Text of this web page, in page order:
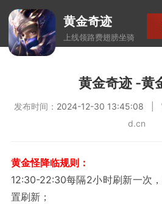
黄金奇迹
上线领路费翅膀坐骑
黄金奇迹 -黄
发布时间： 2024-12-30 13:45:08 |
d.cn
黄金怪降临规则：
12:30-22:30每隔2小时刷新一次
置刷新；